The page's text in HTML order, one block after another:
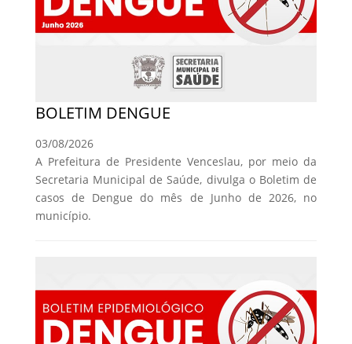
BOLETIM DENGUE
03/08/2026
A Prefeitura de Presidente Venceslau, por meio da
Secretaria Municipal de Saúde, divulga o Boletim de
casos de Dengue do mês de Junho de 2026, no
município.